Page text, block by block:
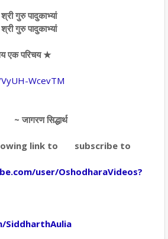
गुरु पादुकाभ्यां
पादुकाभ्यां
एक परिचय ★
WcevTM
~ जागरण सिद्धार्थ
link to subscribe to
user/OshodharaVideos?